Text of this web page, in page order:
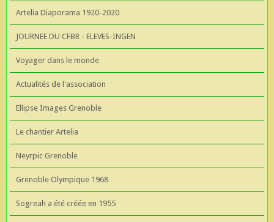
Artelia Diaporama 1920-2020
JOURNEE DU CFBR - ELEVES-INGEN
Voyager dans le monde
Actualités de l'association
Ellipse Images Grenoble
Le chantier Artelia
Neyrpic Grenoble
Grenoble Olympique 1968
Sogreah a été créée en 1955